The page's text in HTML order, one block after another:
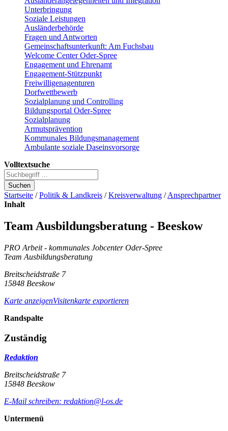
Unterbringung
Soziale Leistungen
Ausländerbehörde
Fragen und Antworten
Gemeinschaftsunterkunft: Am Fuchsbau
Welcome Center Oder-Spree
Engagement und Ehrenamt
Engagement-Stützpunkt
Freiwilligenagenturen
Dorfwettbewerb
Sozialplanung und Controlling
Bildungsportal Oder-Spree
Sozialplanung
Armutsprävention
Kommunales Bildungsmanagement
Ambulante soziale Daseinsvorsorge
Volltextsuche
Suchen
Startseite / Politik & Landkreis / Kreisverwaltung / Ansprechpartner
Inhalt
Team Ausbildungsberatung - Beeskow
PRO Arbeit - kommunales Jobcenter Oder-Spree
Team Ausbildungsberatung
Breitscheidstraße 7
15848 Beeskow
Karte anzeigenVisitenkarte exportieren
Randspalte
Zuständig
Redaktion
Breitscheidstraße 7
15848 Beeskow
E-Mail schreiben: redaktion@l-os.de
Untermenü